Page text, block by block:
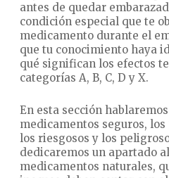
antes de quedar
condición especial que te
medicamento durante el
que tu conocimiento haya
qué significan los efectos
categorías A, B, C, D y X.
En esta sección
medicamentos seguros,
los riesgosos y los
dedicaremos un apartado
medicamentos naturales,